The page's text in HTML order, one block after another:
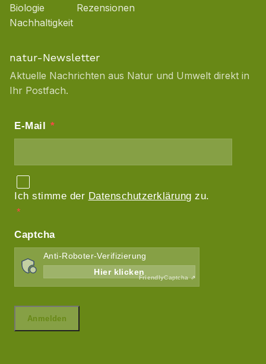
Biologie
Nachhaltigkeit
Rezensionen
natur-Newsletter
Aktuelle Nachrichten aus Natur und Umwelt direkt in
Ihr Postfach.